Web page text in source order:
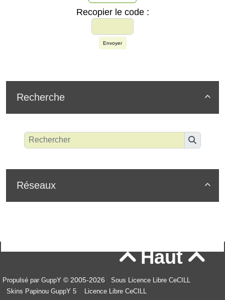
Recopier le code :
Envoyer

Recherche

Réseaux
Haut
Propulsé par GuppY © 2005-2026
Sous Licence Libre CeCILL
Skins Papinou GuppY 5
Licence Libre CeCILL